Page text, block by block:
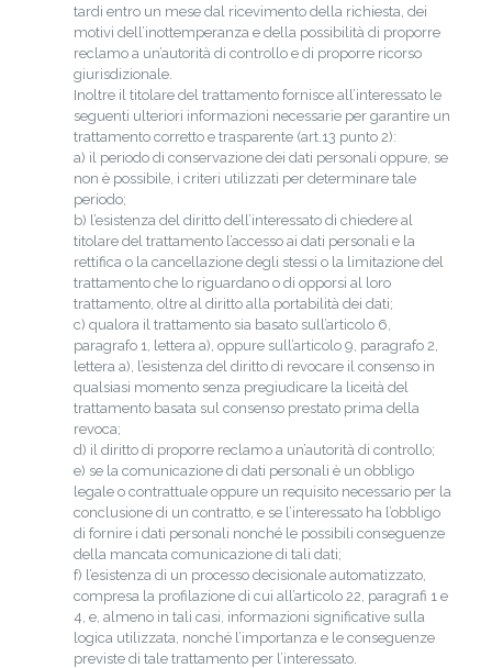
tardi entro un mese dal ricevimento della richiesta, dei
motivi dell’inottemperanza e della possibilità di proporre
reclamo a un’autorità di controllo e di proporre ricorso
giurisdizionale.
Inoltre il titolare del trattamento fornisce all’interessato le
seguenti ulteriori informazioni necessarie per garantire un
trattamento corretto e trasparente (art.13 punto 2):
a) il periodo di conservazione dei dati personali oppure, se
non è possibile, i criteri utilizzati per determinare tale
periodo;
b) l’esistenza del diritto dell’interessato di chiedere al
titolare del trattamento l’accesso ai dati personali e la
rettifica o la cancellazione degli stessi o la limitazione del
trattamento che lo riguardano o di opporsi al loro
trattamento, oltre al diritto alla portabilità dei dati;
c) qualora il trattamento sia basato sull’articolo 6,
paragrafo 1, lettera a), oppure sull’articolo 9, paragrafo 2,
lettera a), l’esistenza del diritto di revocare il consenso in
qualsiasi momento senza pregiudicare la liceità del
trattamento basata sul consenso prestato prima della
revoca;
d) il diritto di proporre reclamo a un’autorità di controllo;
e) se la comunicazione di dati personali è un obbligo
legale o contrattuale oppure un requisito necessario per la
conclusione di un contratto, e se l’interessato ha l’obbligo
di fornire i dati personali nonché le possibili conseguenze
della mancata comunicazione di tali dati;
f) l’esistenza di un processo decisionale automatizzato,
compresa la profilazione di cui all’articolo 22, paragrafi 1 e
4, e, almeno in tali casi, informazioni significative sulla
logica utilizzata, nonché l’importanza e le conseguenze
previste di tale trattamento per l’interessato.